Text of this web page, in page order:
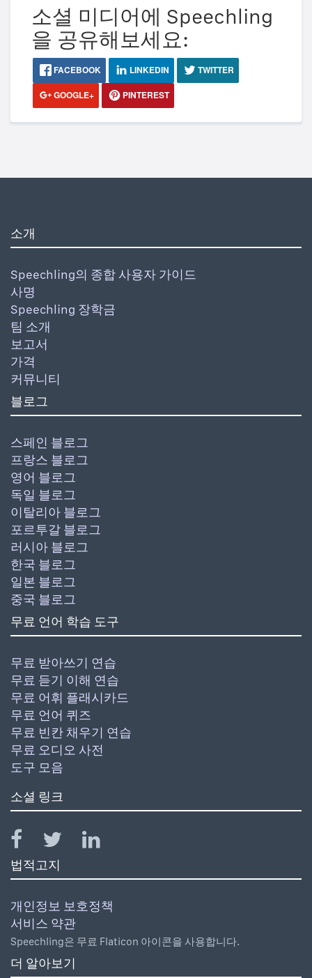
소셜 미디어에 Speechling
을 공유해보세요:
FACEBOOK LINKEDIN
TWITTER
GOOGLE+
PINTEREST
소개
Speechling의 종합 사용자 가이드
사명
Speechling 장학금
팀 소개
보고서
가격
커뮤니티
블로그
스페인 블로그
프랑스 블로그
영어 블로그
독일 블로그
이탈리아 블로그
포르투갈 블로그
러시아 블로그
한국 블로그
일본 블로그
중국 블로그
무료 언어 학습 도구
무료 받아쓰기 연습
무료 듣기 이해 연습
무료 어휘 플래시카드
무료 언어 퀴즈
무료 빈칸 채우기 연습
무료 오디오 사전
도구 모음
소셜 링크
법적고지
개인정보 보호정책
서비스 약관
Speechling은 무료 Flaticon 아이콘을 사용합니다.
더 알아보기